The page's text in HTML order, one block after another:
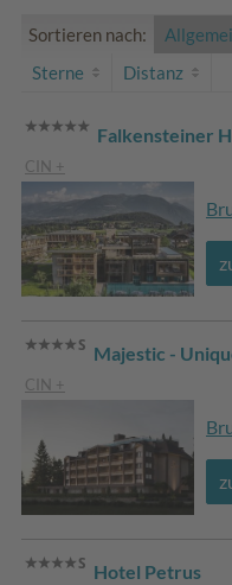
Sortieren nach:
Sterne
Distanz
Falkensteiner
CIN +
Majestic -
CIN +
Hotel Petrus